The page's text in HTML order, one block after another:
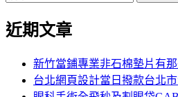
近期文章
新竹當鋪專業非石棉墊片有
台北網頁設計當日撥款台北